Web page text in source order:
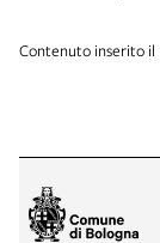
Contenuto inserito il